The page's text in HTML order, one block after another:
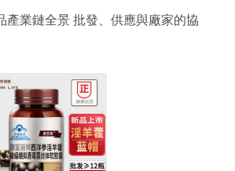
產業鏈全景 批發、供應與廠家的協